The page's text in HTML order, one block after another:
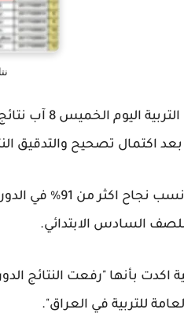
اعلنت
للصف السادس الابتدائي.
للتربية في العراق".